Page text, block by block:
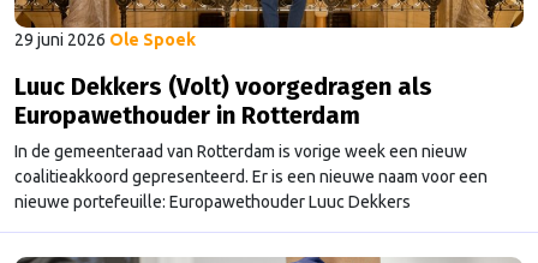
29 juni 2026 Ole Spoek
Luuc Dekkers (Volt) voorgedragen als
Europawethouder in Rotterdam
In de gemeenteraad van Rotterdam is vorige week een nieuw
coalitieakkoord gepresenteerd. Er is een nieuwe naam voor een
nieuwe portefeuille: Europawethouder Luuc Dekkers